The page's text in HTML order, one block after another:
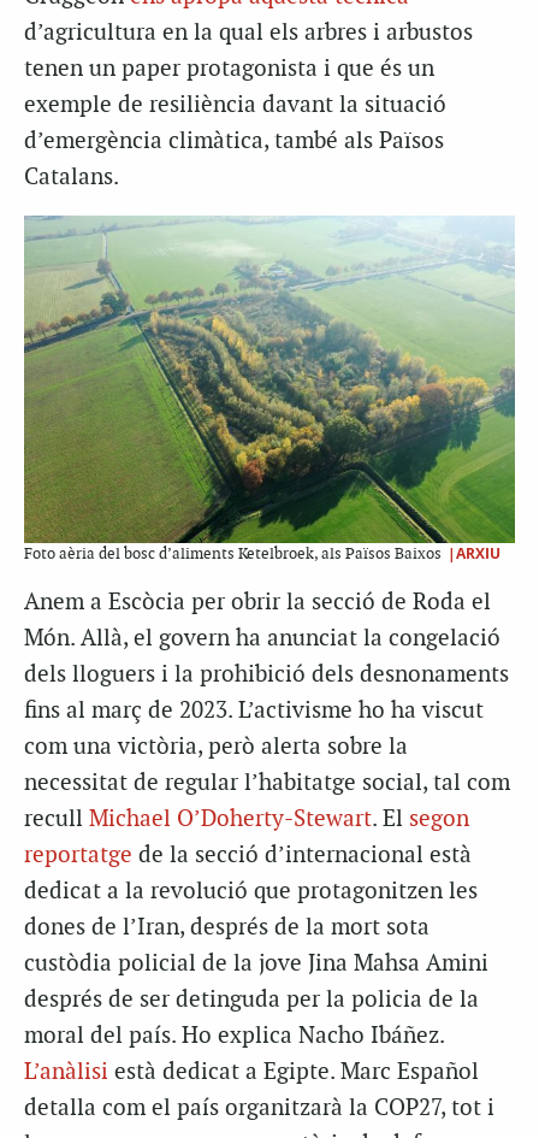
d’agricultura en la qual els arbres i arbustos
tenen un paper protagonista i que és un
exemple de resiliència davant la situació
d’emergència climàtica, també als Països
Catalans.
Foto aèria del bosc d’aliments Ketelbroek, als Països Baixos |ARXIU
Anem a Escòcia per obrir la secció de Roda el
Món. Allà, el govern ha anunciat la congelació
dels lloguers i la prohibició dels desnonaments
fins al març de 2023. L’activisme ho ha viscut
com una victòria, però alerta sobre la
necessitat de regular l’habitatge social, tal com
recull Michael O’Doherty-Stewart. El segon
reportatge de la secció d’internacional està
dedicat a la revolució que protagonitzen les
dones de l’Iran, després de la mort sota
custòdia policial de la jove Jina Mahsa Amini
després de ser detinguda per la policia de la
moral del país. Ho explica Nacho Ibáñez.
L’anàlisi està dedicat a Egipte. Marc Español
detalla com el país organitzarà la COP27, tot i